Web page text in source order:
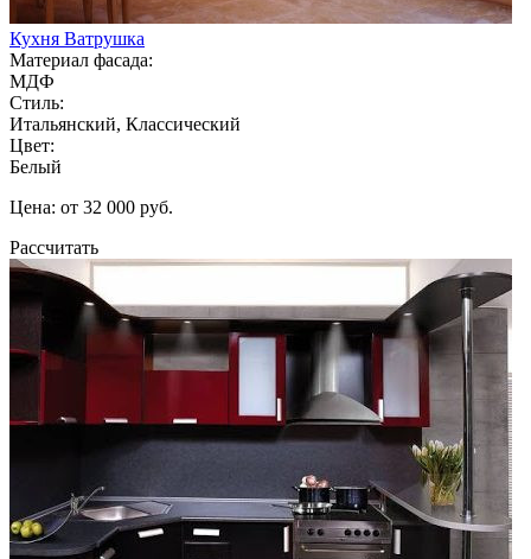
Кухня Ватрушка
Материал фасада:
МДФ
Стиль:
Итальянский, Классический
Цвет:
Белый
Цена: от 32 000 руб.
Рассчитать